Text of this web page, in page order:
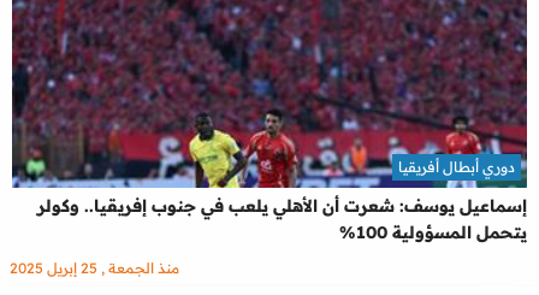
إسماعيل يوسف: شعرت أن الأهلي يلعب في جنوب إفريقيا.. وكولر
يتحمل المسؤولية 100%
دوري أبطال أفريقيا
منذ الجمعة , 25 إبريل 2025